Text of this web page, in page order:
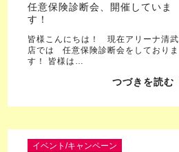
任意保険診断会、開催していま
す！
皆様こんにちは！ 現在アリーナ清武
店では 任意保険診断会をしておりま
す！ 皆様は…
つづきを読む
イベント/キャンペーン